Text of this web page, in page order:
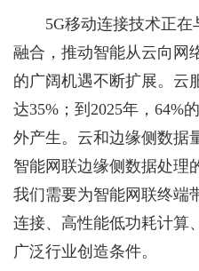
5G移动连接技术正
融合，推动智能从云向网
的广阔机遇不断扩展。云
达35%；到2025年，64%
外产生。云和边缘侧数据
智能网联边缘侧数据处理
我们需要为智能网联终端
连接、高性能低功耗计算
广泛行业创造条件。